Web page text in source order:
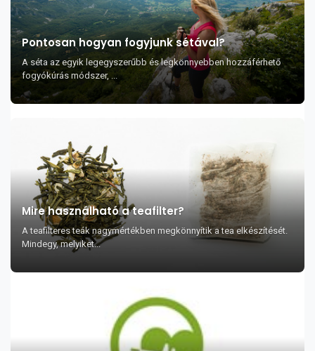
Pontosan hogyan fogyjunk sétával?
A séta az egyik legegyszerűbb és legkönnyebben hozzáférhető
fogyókúrás módszer, ...
Mire használható a teafilter?
A teafilteres teák nagymértékben megkönnyítik a tea elkészítését.
Mindegy, melyiket...